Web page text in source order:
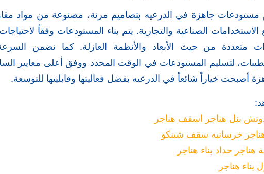
مستودعات جاهزة في الدرعيه بتصاميم مرنة، مصنوعة من مواد
الاستخدامات الصناعية والتجارية. يتم بناء المستودعات وفقاً
متعددة من حيث الأبعاد والأنظمة العازلة. كما نضمن
لتسليم المستودعات في الوقت المحدد ووفق أعلى معايير
أصبحت خياراً شائعاً في الدرعيه بفضل فعاليتها وقابليتها للتوسعة.
بنل هناجر اسقف هناجر
هناجر خرسانيه سقف شينكو
هناجر حداد بناء هناجر
بناء هناجر